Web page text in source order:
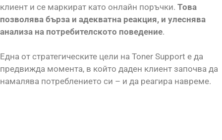
клиент и се маркират като онлайн поръчки. Това
позволява бърза и адекватна реакция, и улеснява
анализа на потребителското поведение.
Една от стратегическите цели на Toner Support е да
предвижда момента, в който даден клиент започва да
намалява потреблението си – и да реагира навреме.